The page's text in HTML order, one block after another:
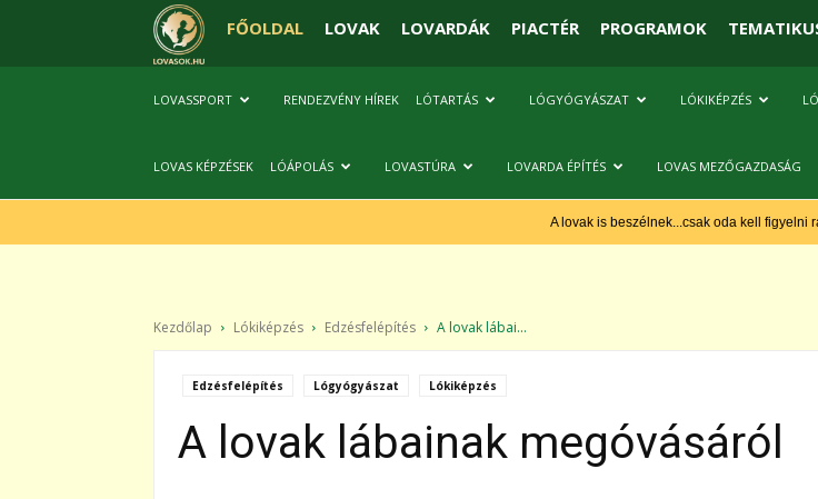
FŐOLDAL LOVAK LOVARDÁK PIACTÉR PROGRAMOK
LOVASSPORT RENDEZVÉNY HÍREK LÓTARTÁS LÓGYÓGYÁSZAT LÓKIKÉPZÉS
LOVAS KÉPZÉSEK LÓÁPOLÁS LOVASTÚRA LOVARDA ÉPÍTÉS LOVAS MEZŐGAZDASÁG
A lovak is beszélnek...csak oda kell figyelni
Kezdőlap Lókiképzés Edzésfelépítés A lovak lábai...
Edzésfelépítés Lógyógyászat Lókiképzés
A lovak lábainak megóvásáról